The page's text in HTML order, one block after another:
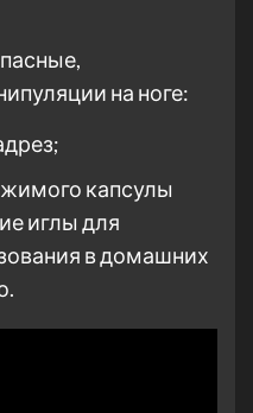
на ноге:
капсулы
иглы для
в домашних